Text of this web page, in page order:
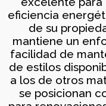
eficiencia
de su
mantiene un
facilidad de
de estilos
a los de otros
se posicionan